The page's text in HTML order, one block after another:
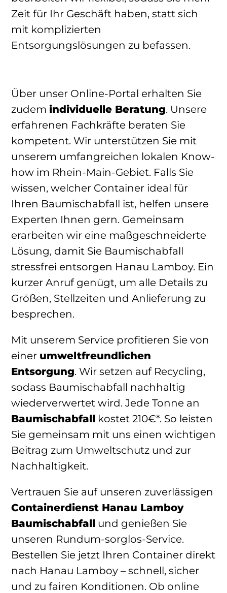
Zeit für Ihr Geschäft haben, statt sich
mit komplizierten
Entsorgungslösungen zu befassen.
Über unser Online-Portal erhalten Sie
zudem individuelle Beratung. Unsere
erfahrenen Fachkräfte beraten Sie
kompetent. Wir unterstützen Sie mit
unserem umfangreichen lokalen Know-
how im Rhein-Main-Gebiet. Falls Sie
wissen, welcher Container ideal für
Ihren Baumischabfall ist, helfen unsere
Experten Ihnen gern. Gemeinsam
erarbeiten wir eine maßgeschneiderte
Lösung, damit Sie Baumischabfall
stressfrei entsorgen Hanau Lamboy. Ein
kurzer Anruf genügt, um alle Details zu
Größen, Stellzeiten und Anlieferung zu
besprechen.
Mit unserem Service profitieren Sie von
einer umweltfreundlichen
Entsorgung. Wir setzen auf Recycling,
sodass Baumischabfall nachhaltig
wiederverwertet wird. Jede Tonne an
Baumischabfall kostet 210€*. So leisten
Sie gemeinsam mit uns einen wichtigen
Beitrag zum Umweltschutz und zur
Nachhaltigkeit.
Vertrauen Sie auf unseren zuverlässigen
Containerdienst Hanau Lamboy
Baumischabfall und genießen Sie
unseren Rundum-sorglos-Service.
Bestellen Sie jetzt Ihren Container direkt
nach Hanau Lamboy – schnell, sicher
und zu fairen Konditionen. Ob online